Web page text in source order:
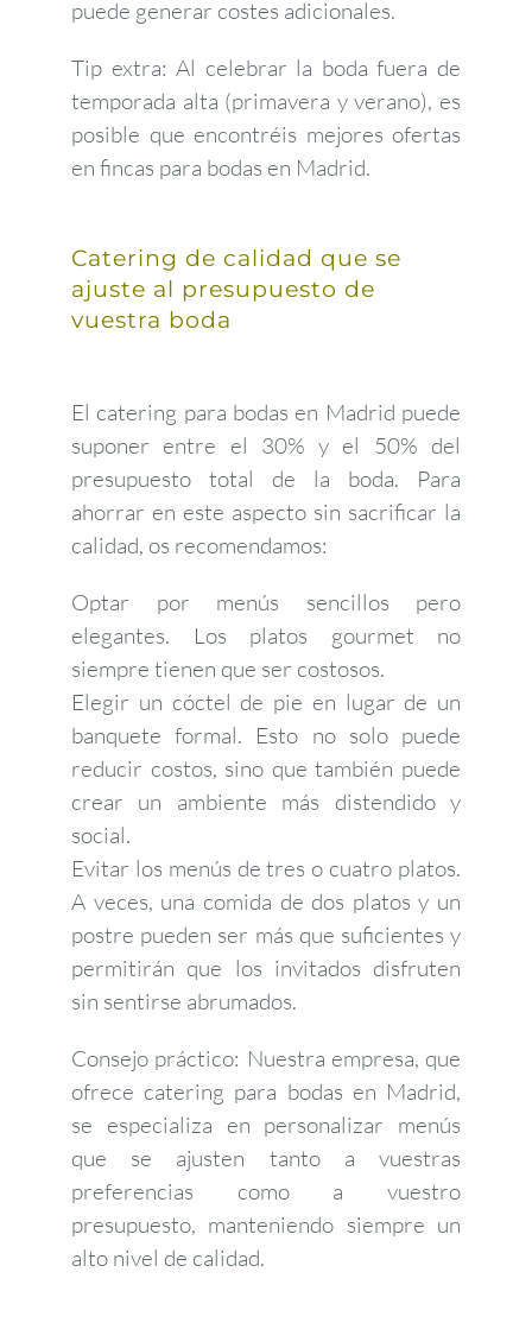
puede generar costes adicionales.
Tip extra: Al celebrar la boda fuera de
temporada alta (primavera y verano), es
posible que encontréis mejores ofertas
en fincas para bodas en Madrid.
Catering de calidad que se
ajuste al presupuesto de
vuestra boda
El catering para bodas en Madrid puede
suponer entre el 30% y el 50% del
presupuesto total de la boda. Para
ahorrar en este aspecto sin sacrificar la
calidad, os recomendamos:
Optar por menús sencillos pero
elegantes. Los platos gourmet no
siempre tienen que ser costosos.
Elegir un cóctel de pie en lugar de un
banquete formal. Esto no solo puede
reducir costos, sino que también puede
crear un ambiente más distendido y
social.
Evitar los menús de tres o cuatro platos.
A veces, una comida de dos platos y un
postre pueden ser más que suficientes y
permitirán que los invitados disfruten
sin sentirse abrumados.
Consejo práctico: Nuestra empresa, que
ofrece catering para bodas en Madrid,
se especializa en personalizar menús
que se ajusten tanto a vuestras
preferencias como a vuestro
presupuesto, manteniendo siempre un
alto nivel de calidad.